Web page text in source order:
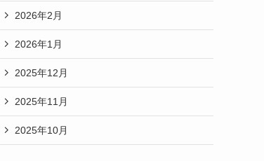
2026年2月
2026年1月
2025年12月
2025年11月
2025年10月